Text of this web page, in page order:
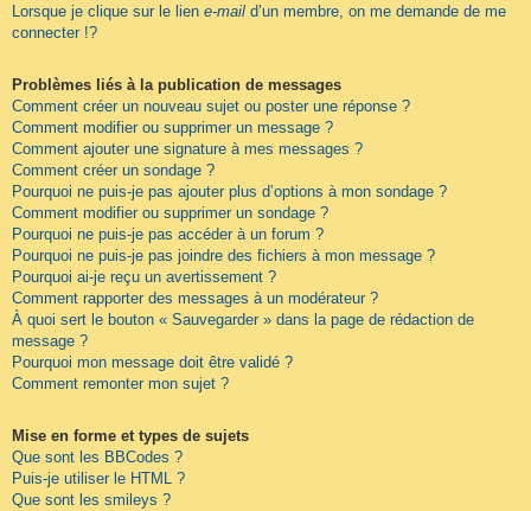
Lorsque je clique sur le lien e-mail d’un membre, on me demande de me
connecter !?
Problèmes liés à la publication de messages
Comment créer un nouveau sujet ou poster une réponse ?
Comment modifier ou supprimer un message ?
Comment ajouter une signature à mes messages ?
Comment créer un sondage ?
Pourquoi ne puis-je pas ajouter plus d’options à mon sondage ?
Comment modifier ou supprimer un sondage ?
Pourquoi ne puis-je pas accéder à un forum ?
Pourquoi ne puis-je pas joindre des fichiers à mon message ?
Pourquoi ai-je reçu un avertissement ?
Comment rapporter des messages à un modérateur ?
À quoi sert le bouton « Sauvegarder » dans la page de rédaction de
message ?
Pourquoi mon message doit être validé ?
Comment remonter mon sujet ?
Mise en forme et types de sujets
Que sont les BBCodes ?
Puis-je utiliser le HTML ?
Que sont les smileys ?